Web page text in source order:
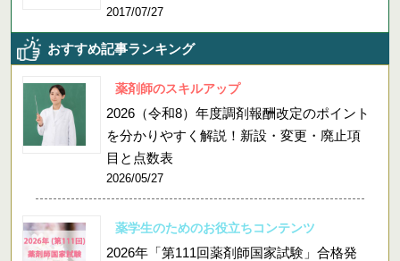
2017/07/27
おすすめ記事ランキング
薬剤師のスキルアップ
2026（令和8）年度調剤報酬改定のポイント
を分かりやすく解説！新設・変更・廃止項
目と点数表
2026/05/27
薬学生のためのお役立ちコンテンツ
2026年「第111回薬剤師国家試験」合格発